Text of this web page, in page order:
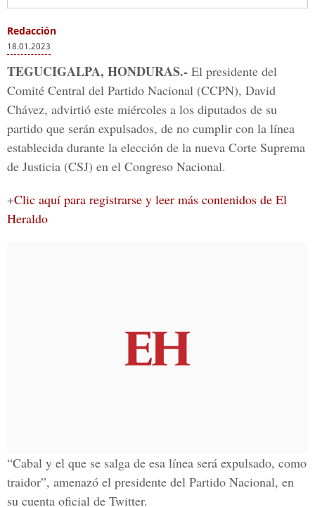
Redacción
18.01.2023
TEGUCIGALPA, HONDURAS.- El presidente del
Comité Central del Partido Nacional (CCPN), David
Chávez, advirtió este miércoles a los diputados de su
partido que serán expulsados, de no cumplir con la línea
establecida durante la elección de la nueva Corte Suprema
de Justicia (CSJ) en el Congreso Nacional.
+Clic aquí para registrarse y leer más contenidos de El
Heraldo
“Cabal y el que se salga de esa línea será expulsado, como
traidor”, amenazó el presidente del Partido Nacional, en
su cuenta oficial de Twitter.